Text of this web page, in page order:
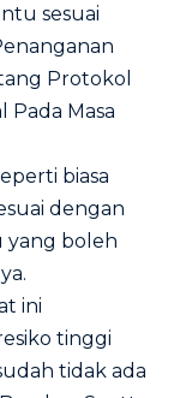
sesuai
Protokol
Pada Masa
biasa
dengan
yang boleh
ini
tinggi
tidak ada